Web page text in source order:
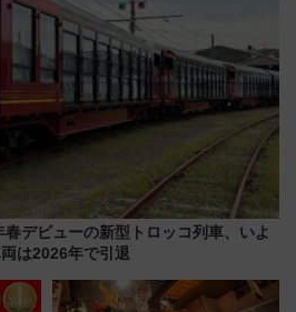
春デビューの新型トロッコ列車、いよ
は2026年で引退